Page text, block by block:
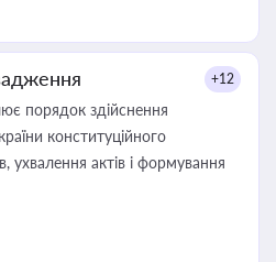
+12
порядок здійснення
конституційного
ухвалення актів і формування